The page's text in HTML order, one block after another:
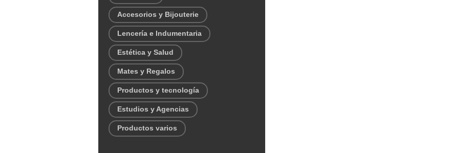
Accesorios y Bijouterie
Lencería e Indumentaria
Estética y Salud
Mates y Regalos
Productos y tecnología
Estudios y Agencias
Productos varios